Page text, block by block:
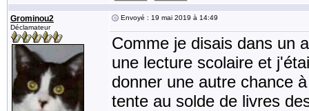
Grominou2
Déclamateur
Envoyé : 19 mai 2019 à 14:49
Comme je disais dans un
une lecture scolaire et
donner une autre chance
tente au solde de livres